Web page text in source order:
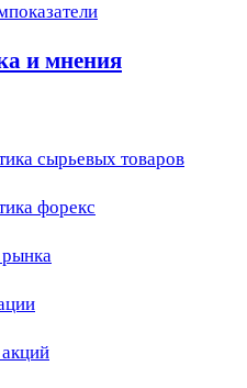
и мнения
сырьевых товаров
форекс